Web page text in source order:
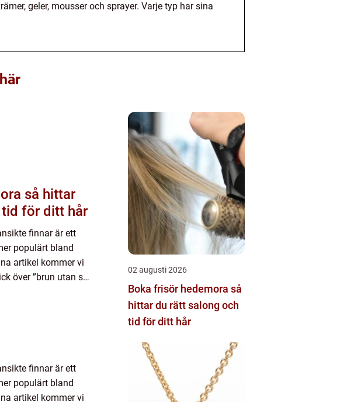
geler, mousser och sprayer. Varje typ har sina
för ditt hår
finnar är ett
populärt bland
artikel kommer vi
över ”brun utan sol
finnar är ett
populärt bland
artikel kommer vi
02 augusti 2026
Boka frisör hedemora så
hittar du rätt salong och
tid för ditt hår